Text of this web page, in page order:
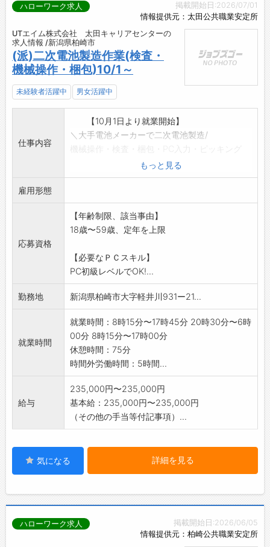
掲載開始日:2026/07/01
情報提供元：太田公共職業安定所
ハローワーク求人
UTエイム株式会社 太田キャリアセンターの
求人情報 /新潟県柏崎市
(派)二次電池製造作業(検査・
機械操作・梱包)10/1～
未経験者活躍中 男女活躍中
仕事内容
【10月1日より就業開始】
＼大手電池メーカーで二次電池製造/
その他付随する業務☆未経験OK!
入社後には丁寧な研修もあります。
空調完備&綺麗な職場で快適勤務! 変更範囲:な
し
休暇:年休141日/GW休暇・夏季休暇・年末年始
休暇
社宅:家賃100%補助
日払い制度あり
す。
もっと見る
雇用形態
応募資格
【年齢制限、該当事由】
18歳〜59歳、定年を上限
【必要なＰＣスキル】
PC初級レベルでOK!...
勤務地 新潟県柏崎市大字軽井川931ー21...
就業時間
就業時間：8時15分〜17時45分 20時30分〜6時
00分 8時15分〜17時00分
休憩時間：75分
時間外労働時間：5時間...
給与
235,000円〜235,000円
基本給：235,000円〜235,000円
（その他の手当等付記事項）...
気になる 詳細を見る
掲載開始日:2026/06/05
情報提供元：柏崎公共職業安定所
ハローワーク求人